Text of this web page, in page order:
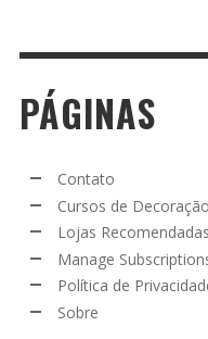
PÁGINAS
Contato
Cursos de Decoração
Lojas
Manage
Política de
Sobre